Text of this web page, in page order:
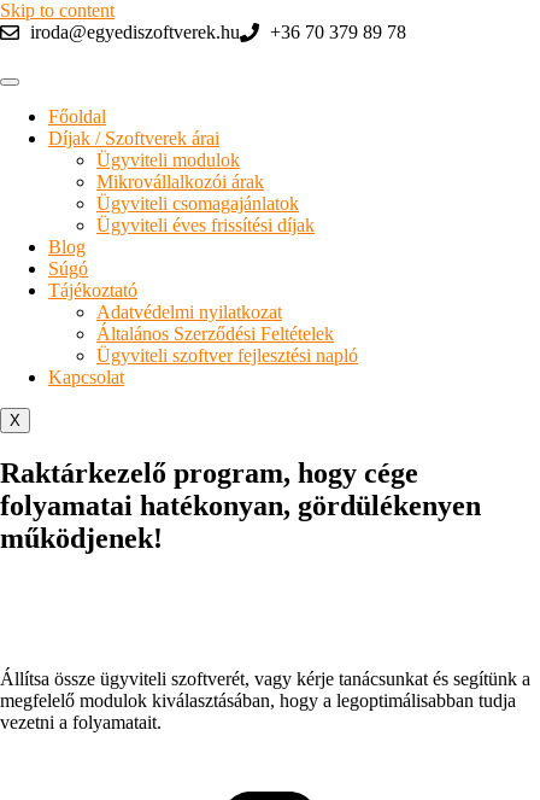
Skip to content
iroda@egyediszoftverek.hu
+36 70 379 89 78
Főoldal
Díjak / Szoftverek árai
Ügyviteli modulok
Mikrovállalkozói árak
Ügyviteli csomagajánlatok
Ügyviteli éves frissítési díjak
Blog
Súgó
Tájékoztató
Adatvédelmi nyilatkozat
Általános Szerződési Feltételek
Ügyviteli szoftver fejlesztési napló
Kapcsolat
X
Raktárkezelő program, hogy cége
folyamatai hatékonyan, gördülékenyen
működjenek!
Állítsa össze ügyviteli szoftverét, vagy kérje tanácsunkat és segítünk a
megfelelő modulok kiválasztásában, hogy a legoptimálisabban tudja
vezetni a folyamatait.